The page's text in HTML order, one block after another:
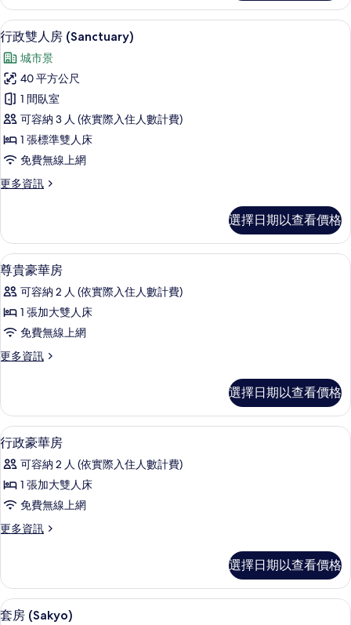
有
相
片
雙
人
房
(Solace)
的
詳
情
顯
示
行
政
雙
人
房
(Sanctuary)
的
有
相
片
行政雙人房 (Sanctuary) | 客房內保險
6
行政雙人房 (Sanctuary)
城市景
40 平方公尺
1 間臥室
可容納 3 人 (依實際入住人數計費)
1 張標準雙人床
免費無線上網
更多資訊
更
雙
人
房
(Sanctuary)
的
詳
選擇日期以查看價格
顯
示
尊
貴
豪
華
的
所
有
相
片
客房內保險箱、遮光布/窗簾、免費無
4
尊貴豪華房
可容納 2 人 (依實際入住人數計費)
1 張加大雙人床
免費無線上網
更多資訊
更
豪
華
房
的
詳
情
選擇日期以查看價格
顯
示
行
政
豪
華
的
所
有
客房內保險箱、遮光布/窗簾、免費無
4
行政豪華房
可容納 2 人 (依實際入住人數計費)
1 張加大雙人床
免費無線上網
更多資訊
更
豪
華
房
選擇日期以查看價格
顯
套房 (Sakyo) | 客房內保險箱、遮光
5
套房 (Sakyo)